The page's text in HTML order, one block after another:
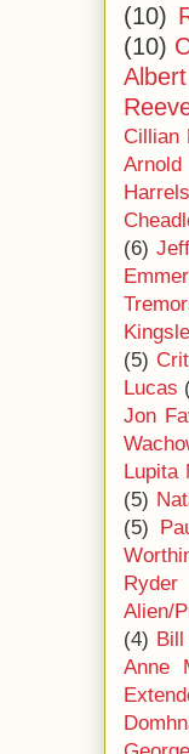
(10)
(10)
Cillian
Arnold
(6)
(5)
Lucas
Jon
Lupita
(5)
(5)
Ryder
Alien/
(4) Bill
Anne